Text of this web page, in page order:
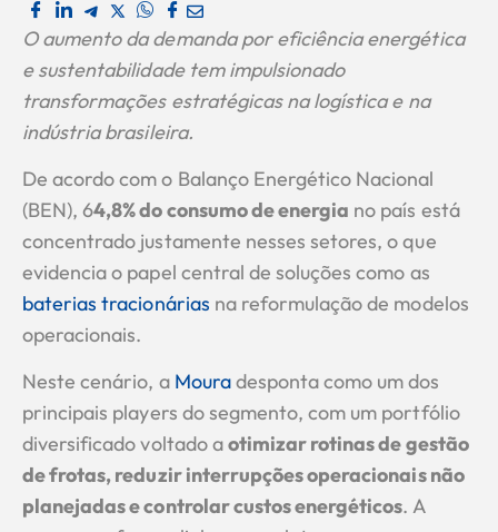
O aumento da demanda por eficiência energética
e sustentabilidade tem impulsionado
transformações estratégicas na logística e na
indústria brasileira.
De acordo com o Balanço Energético Nacional
(BEN), 64,8% do consumo de energia no país está
concentrado justamente nesses setores, o que
evidencia o papel central de soluções como as
baterias tracionárias na reformulação de modelos
operacionais.
Neste cenário, a Mouradesponta como um dos
principais players do segmento, com um portfólio
diversificado voltado aotimizar rotinas de gestão
de frotas, reduzir interrupções operacionais não
planejadas e controlar custos energéticos. A